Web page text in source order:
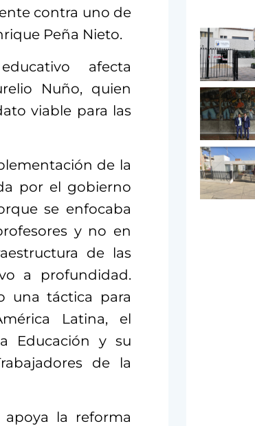
contra uno de
Peña Nieto.
afecta
Nuño, quien
viable para las
de la
por el gobierno
se enfocaba
y no en
de las
a profundidad.
una táctica para
Latina, el
Educación y su
de la
la reforma